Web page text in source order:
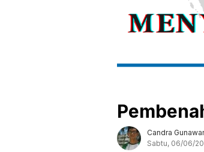
Candra
Sabtu, 06/06/